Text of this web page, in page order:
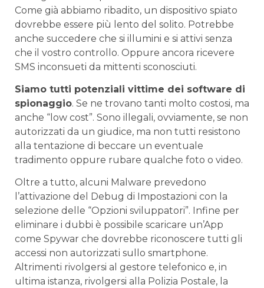
Come già abbiamo ribadito, un dispositivo spiato
dovrebbe essere più lento del solito. Potrebbe
anche succedere che si illumini e si attivi senza
che il vostro controllo. Oppure ancora ricevere
SMS inconsueti da mittenti sconosciuti.
Siamo tutti potenziali vittime dei software di
spionaggio. Se ne trovano tanti molto costosi, ma
anche “low cost”. Sono illegali, ovviamente, se non
autorizzati da un giudice, ma non tutti resistono
alla tentazione di beccare un eventuale
tradimento oppure rubare qualche foto o video.
Oltre a tutto, alcuni Malware prevedono
l’attivazione del Debug di Impostazioni con la
selezione delle “Opzioni sviluppatori”. Infine per
eliminare i dubbi è possibile scaricare un’App
come Spywar che dovrebbe riconoscere tutti gli
accessi non autorizzati sullo smartphone.
Altrimenti rivolgersi al gestore telefonico e, in
ultima istanza, rivolgersi alla Polizia Postale, la